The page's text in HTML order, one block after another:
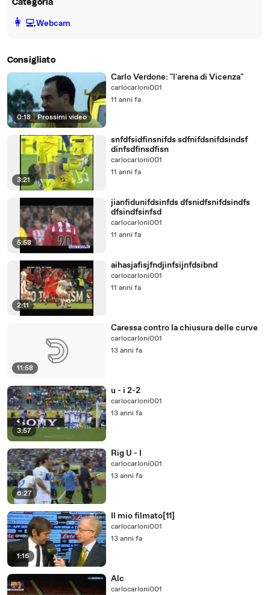
Categoria
️👩‍💻️Webcam
Consigliato
0:18 | Prossimi video
Carlo Verdone: "l'arena di Vicenza"
carlocarloni001
11 anni fa
3:21
snfdfsidfinsnifds sdfnifdsnifdsindsf
dinfsdfinsdfisn
carlocarloni001
11 anni fa
5:58
jianfidunifdsinfds dfsnidfsnifdsindfs
dfsindfsinfsd
carlocarloni001
11 anni fa
2:11
aihasjafisjfndjinfsijnfdsibnd
carlocarloni001
11 anni fa
11:58
Caressa contro la chiusura delle curve
carlocarloni001
13 anni fa
3:57
u - i 2-2
carlocarloni001
13 anni fa
6:27
Rig U - I
carlocarloni001
13 anni fa
1:16
Il mio filmato[11]
carlocarloni001
13 anni fa
Alc
carlocarloni001